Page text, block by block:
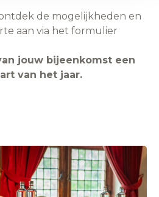
de mogelijkheden en
aan via het formulier
jouw bijeenkomst een
van het jaar.